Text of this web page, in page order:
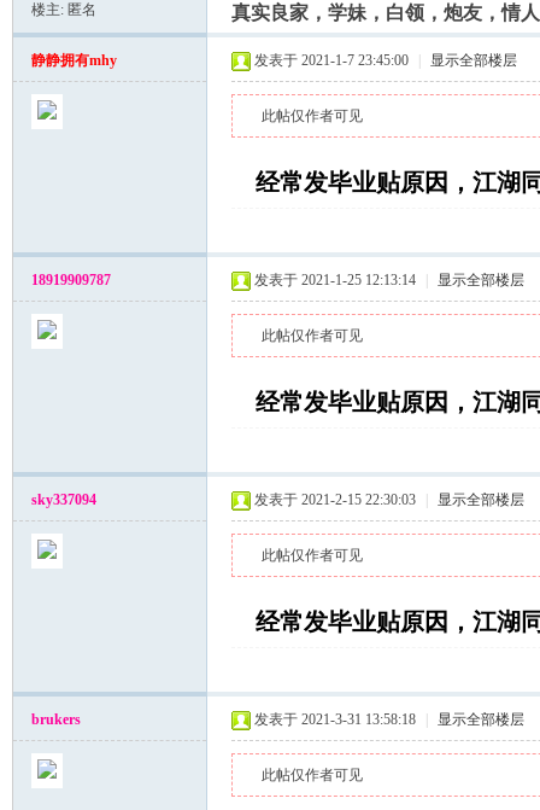
索
江
论
» ›
楼主: 匿名 真实良家，学妹，白领，炮友，情
静静拥有mhy 发表于 2021-1-7 23:45:00 显示全部楼层
此帖仅作者可见
经常发毕业贴原因，江湖
18919909787 发表于 2021-1-25 12:13:14 显示全部楼层
此帖仅作者可见
经常发毕业贴原因，江湖
sky337094 发表于 2021-2-15 22:30:03 显示全部楼层
此帖仅作者可见
经常发毕业贴原因，江湖
brukers 发表于 2021-3-31 13:58:18 显示全部楼层
此帖仅作者可见